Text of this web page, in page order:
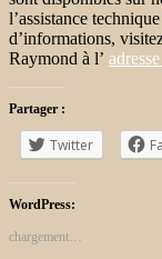
l’assistance
d’informations,
Raymond à l’
Partager :
Twitter
WordPress:
chargement…